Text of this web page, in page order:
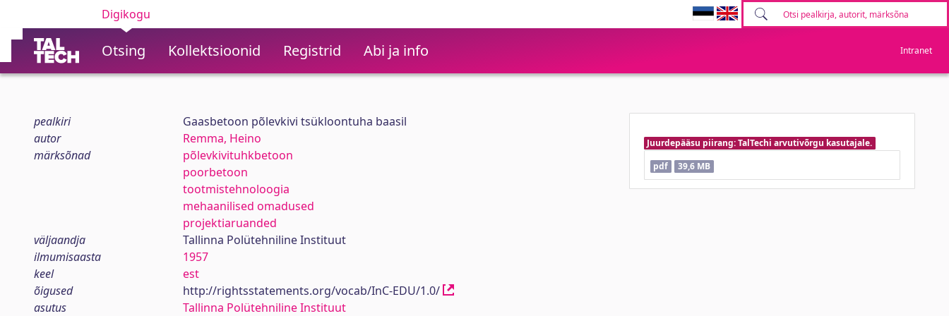
Digikogu
Otsing Kollektsioonid Registrid Abi ja info Intranet
pealkiri
Gaasbetoon põlevkivi tsükloontuha baasil
autor
Remma, Heino
märksõnad
põlevkivituhkbetoon
poorbetoon
tootmistehnoloogia
mehaanilised omadused
projektiaruanded
väljaandja
Tallinna Polütehniline Instituut
ilmumisaasta
1957
keel
est
õigused
http://rightsstatements.org/vocab/InC-EDU/1.0/
asutus
Tallinna Polütehniline Instituut
Juurdepääsu piirang: TalTechi arvutivõrgu kasutajale.
pdf
39,6 MB